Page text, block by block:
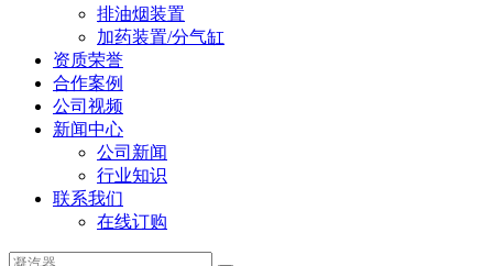
排油烟装置
加药装置/分气缸
资质荣誉
合作案例
公司视频
新闻中心
公司新闻
行业知识
联系我们
在线订购